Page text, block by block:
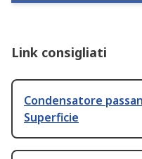
Link consigliati
Condensatore
Superficie